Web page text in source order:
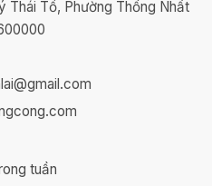
Thái Tổ, Phường Thống Nhất
tuần